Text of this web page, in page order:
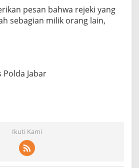
pesan bahwa rejeki yang
sebagian milik orang lain,
Jabar
Ikuti Kami